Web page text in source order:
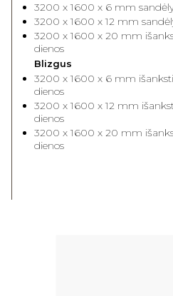
3200 x 1600 x 6 mm
3200 x 1600 x 12 mm
3200 x 1600 x 20 mm
dienos
Blizgus
3200 x 1600 x 6 mm
dienos
3200 x 1600 x 12 mm
dienos
3200 x 1600 x 20 mm
dienos